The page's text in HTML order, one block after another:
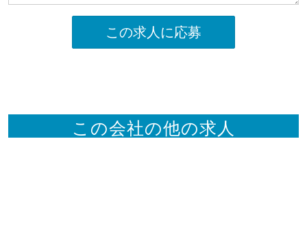
この求人に応募
この会社の他の求人